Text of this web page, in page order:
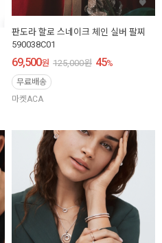
판도라 할로 스네이크 체인 실버 팔찌
590038C01
69,500원 125,000원 45%
무료배송
마켓ACA